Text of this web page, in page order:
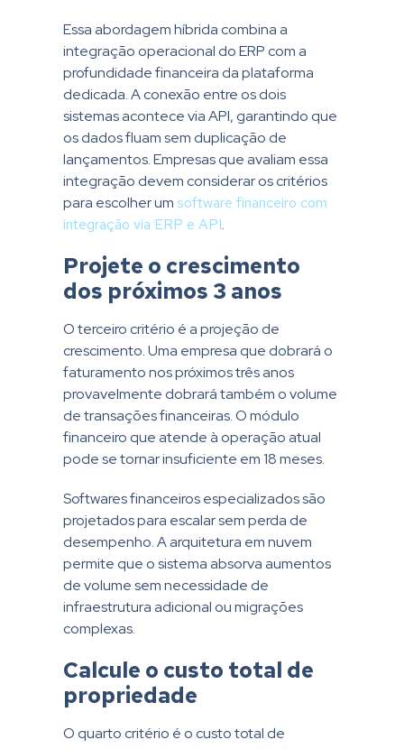
Essa abordagem híbrida combina a
integração operacional do ERP com a
profundidade financeira da plataforma
dedicada. A conexão entre os dois
sistemas acontece via API, garantindo que
os dados fluam sem duplicação de
lançamentos. Empresas que avaliam essa
integração devem considerar os critérios
para escolher um software financeiro com
integração via ERP e API.
Projete o crescimento
dos próximos 3 anos
O terceiro critério é a projeção de
crescimento. Uma empresa que dobrará o
faturamento nos próximos três anos
provavelmente dobrará também o volume
de transações financeiras. O módulo
financeiro que atende à operação atual
pode se tornar insuficiente em 18 meses.
Softwares financeiros especializados são
projetados para escalar sem perda de
desempenho. A arquitetura em nuvem
permite que o sistema absorva aumentos
de volume sem necessidade de
infraestrutura adicional ou migrações
complexas.
Calcule o custo total de
propriedade
O quarto critério é o custo total de